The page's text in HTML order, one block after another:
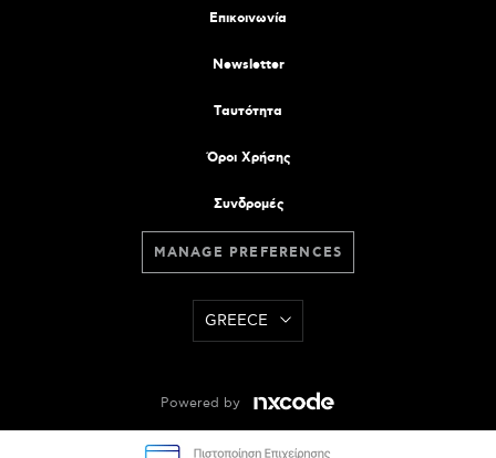
Επικοινωνία
Newsletter
Tαυτότητα
Όροι Χρήσης
Συνδρομές
MANAGE PREFERENCES
GREECE
Powered by